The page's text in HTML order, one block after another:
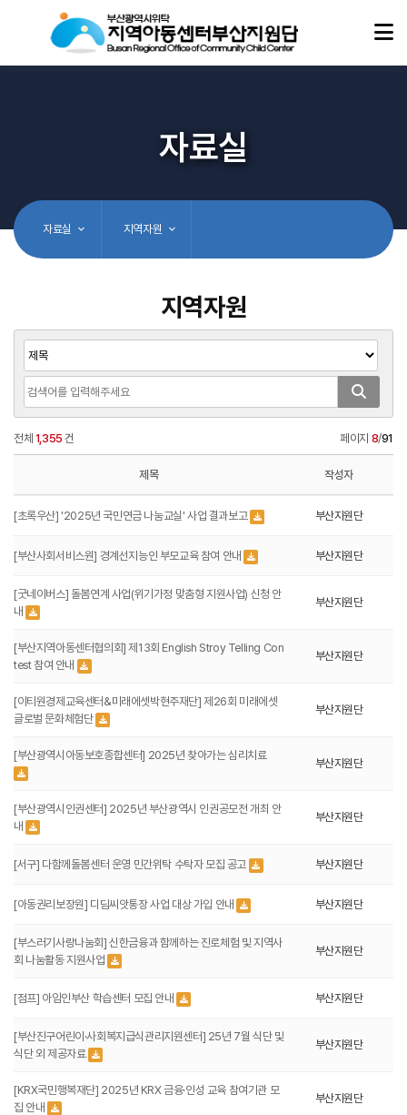
자료실
자료실 지역자원
지역자원
전체 1,355 건 페이지 8/91
제목 작성자
[초록우산] '2025년 국민연금 나눔교실' 사업 결과보고 부산지원단
[부산사회서비스원] 경계선지능인 부모교육 참여 안내 부산지원단
[굿네이버스] 돌봄연계 사업(위기가정 맞춤형 지원사업) 신청 안
내
부산지원단
[부산지역아동센터협의회] 제13회 English Stroy Telling Con
test 참여 안내
부산지원단
[이티원경제교육센터&미래에셋박현주재단] 제26회 미래에셋
글로벌 문화체험단
부산지원단
[부산광역시아동보호종합센터] 2025년 찾아가는 심리치료
부산지원단
[부산광역시인권센터] 2025년 부산광역시 인권공모전 개최 안
내
부산지원단
[서구] 다함께돌봄센터 운영 민간위탁 수탁자 모집 공고 부산지원단
[아동권리보장원] 디딤씨앗통장 사업 대상 가입 안내 부산지원단
[부스러기사랑나눔회] 신한금융과 함께하는 진로체험 및 지역사
회 나눔활동 지원사업
부산지원단
[점프] 아임인부산 학습센터 모집 안내 부산지원단
[부산진구어린이·사회복지급식관리지원센터] 25년 7월 식단 및
식단 외 제공자료
부산지원단
[KRX국민행복재단] 2025년 KRX 금융·인성 교육 참여기관 모
집 안내
부산지원단